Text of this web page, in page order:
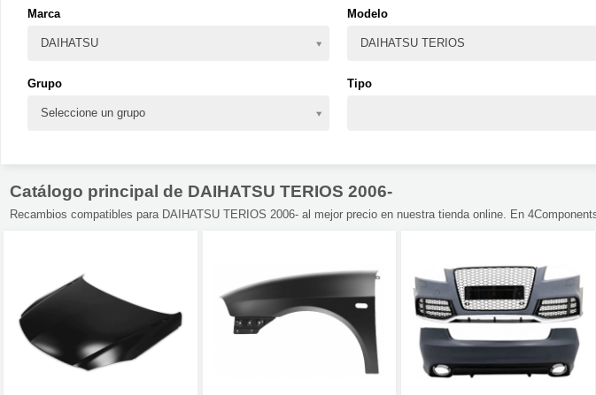
Marca
DAIHATSU
Modelo
DAIHATSU TERIOS
Grupo
Seleccione un grupo
Tipo
Catálogo principal de DAIHATSU TERIOS 2006-
Recambios compatibles para DAIHATSU TERIOS 2006- al mejor precio en nuestra tienda online. En